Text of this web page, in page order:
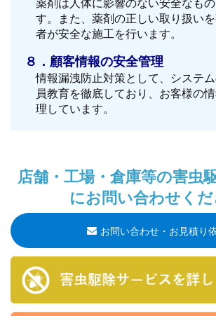
す。また、薬剤の正しい取り扱い
者が安全な施工を行います。
８．顧客情報の安全管理
情報漏洩防止対策として、システ
員教育を徹底しており、お客様の
理しています。
店舗・工場・倉庫等の害虫
にお問い合わせく
お問い合わせ・お見積り